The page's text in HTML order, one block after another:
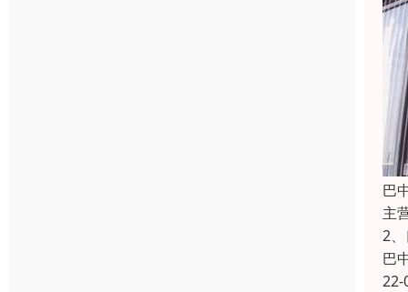
巴
主
2
巴
22-